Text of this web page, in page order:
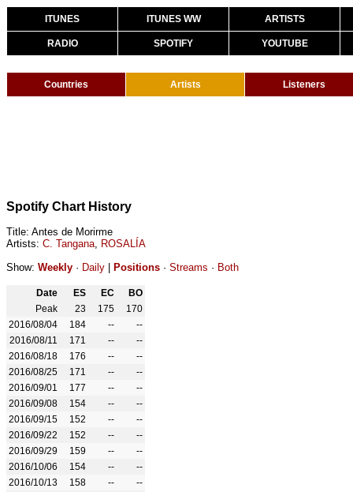
ITUNES ITUNES WW ARTISTS
RADIO SPOTIFY YOUTUBE
Countries Artists Listeners
Spotify Chart History
Title: Antes de Morirme
Artists: C. Tangana, ROSALÍA
Show: Weekly · Daily Positions · Streams · Both
Date ES EC
BO
Peak
23 175
170
2016/08/04
184 --
--
2016/08/11
171 --
--
2016/08/18
176 --
--
2016/08/25
171 --
--
2016/09/01
177 --
--
2016/09/08
154 --
--
2016/09/15
152 --
--
2016/09/22
152 --
--
2016/09/29
159 --
--
2016/10/06
154 --
--
2016/10/13
158 --
--